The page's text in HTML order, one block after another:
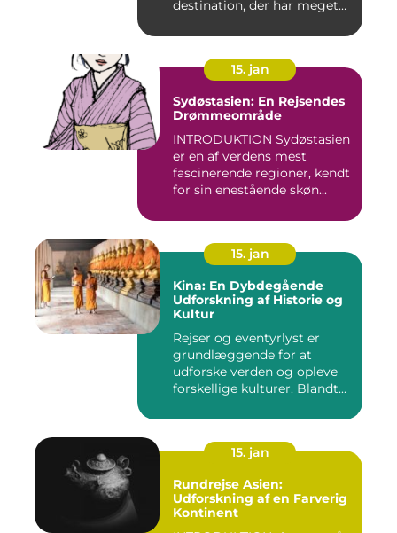
destination, der har meget
15. jan
Sydøstasien: En Rejsendes
Drømmeområde
INTRODUKTION Sydøstasien
er en af verdens mest
fascinerende regioner, kendt
for sin enestående skøn...
15. jan
Kina: En Dybdegående
Udforskning af Historie og
Kultur
Rejser og eventyrlyst er
grundlæggende for at
udforske verden og opleve
forskellige kulturer. Blandt...
15. jan
Rundrejse Asien:
Udforskning af en Farverig
Kontinent